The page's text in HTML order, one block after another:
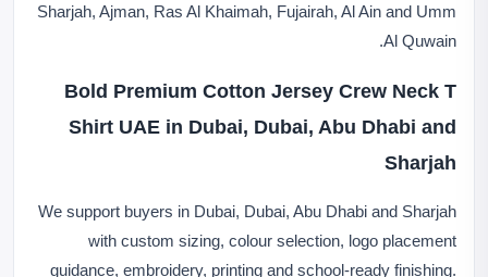
Sharjah, Ajman, Ras Al Khaimah, Fujairah, Al Ain and Umm
Al Quwain.
Bold Premium Cotton Jersey Crew Neck T
Shirt UAE in Dubai, Dubai, Abu Dhabi and
Sharjah
We support buyers in Dubai, Dubai, Abu Dhabi and Sharjah
with custom sizing, colour selection, logo placement
guidance, embroidery, printing and school-ready finishing.